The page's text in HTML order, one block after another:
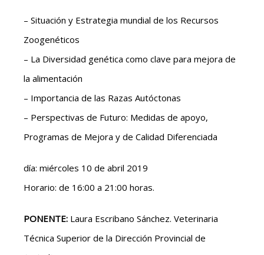
– Situación y Estrategia mundial de los Recursos
Zoogenéticos
– La Diversidad genética como clave para mejora de
la alimentación
– Importancia de las Razas Autóctonas
– Perspectivas de Futuro: Medidas de apoyo,
Programas de Mejora y de Calidad Diferenciada
día: miércoles 10 de abril 2019
Horario: de 16:00 a 21:00 horas.
PONENTE: Laura Escribano Sánchez. Veterinaria
Técnica Superior de la Dirección Provincial de